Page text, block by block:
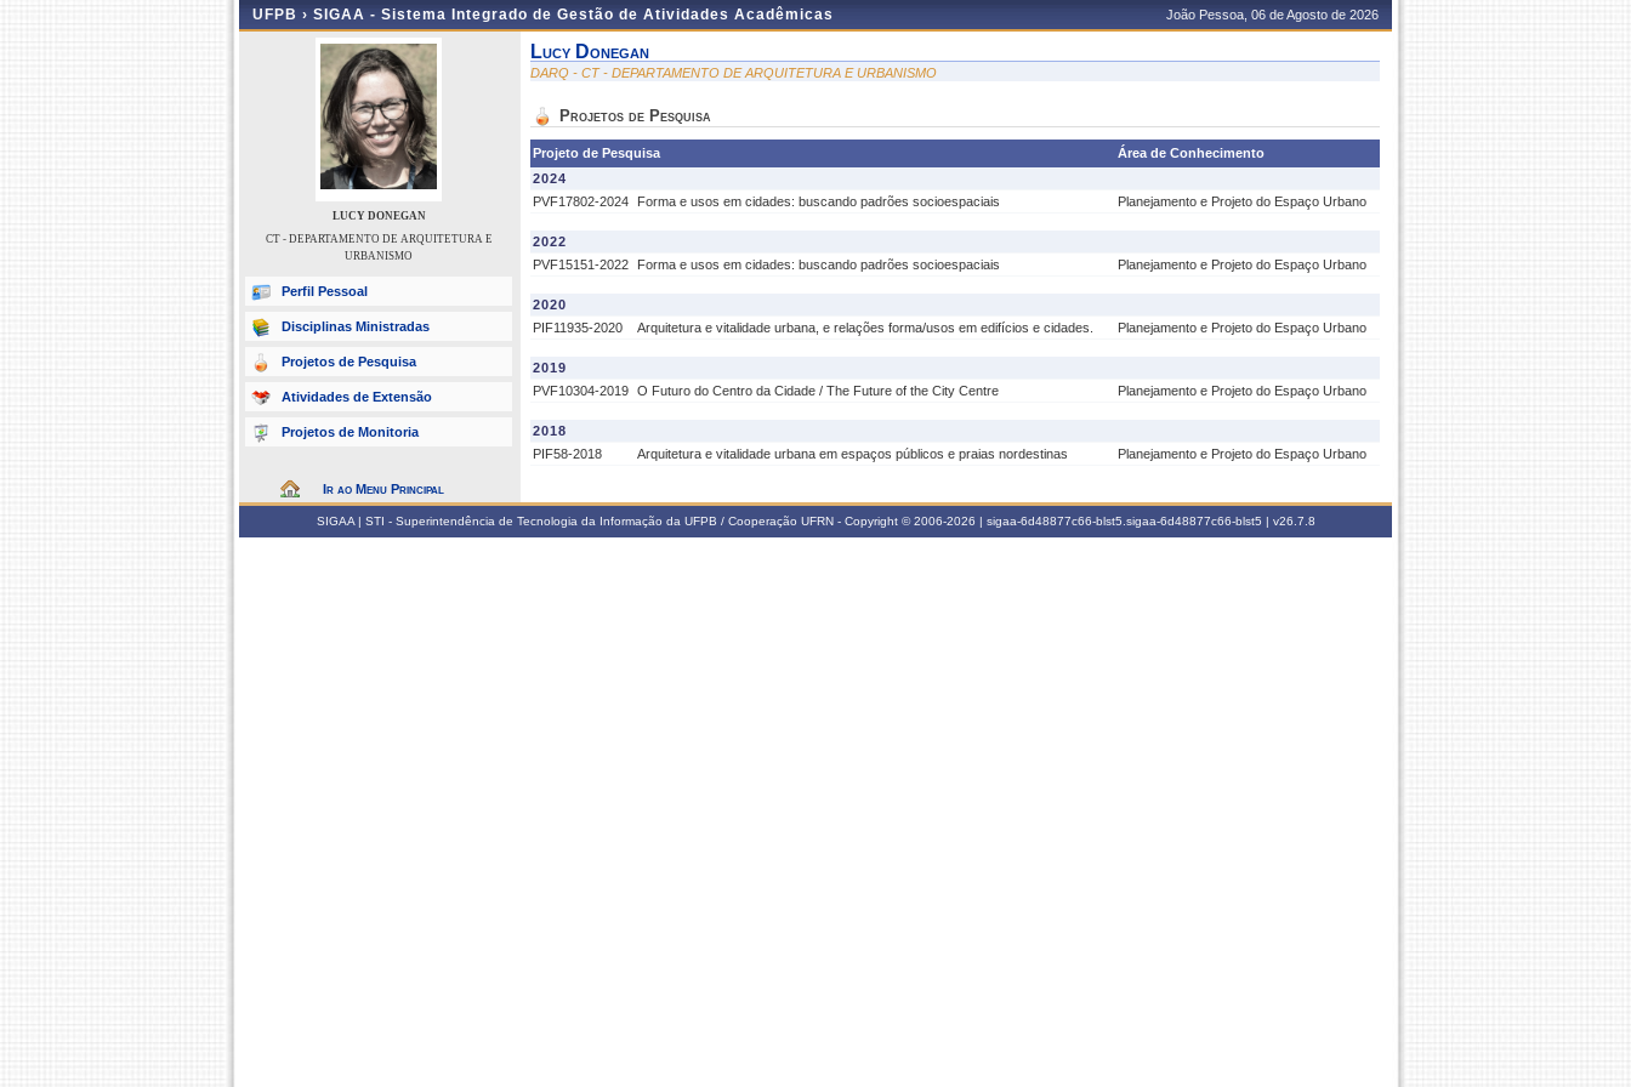
UFPB › SIGAA - Sistema Integrado de Gestão de Atividades Acadêmicas João Pessoa, 06 de Agosto de 2026
LUCY DONEGAN
CT - DEPARTAMENTO DE ARQUITETURA E
URBANISMO
Perfil Pessoal
Disciplinas Ministradas
Projetos de Pesquisa
Atividades de Extensão
Projetos de Monitoria
Ir ao Menu Principal
Lucy Donegan
DARQ - CT - DEPARTAMENTO DE ARQUITETURA E URBANISMO
Projetos de Pesquisa
Projeto de Pesquisa
Área de Conhecimento
2024
PVF17802-2024
Forma e usos em cidades: buscando padrões socioespaciais Planejamento e Projeto do Espaço Urbano
2022
PVF15151-2022
Forma e usos em cidades: buscando padrões socioespaciais Planejamento e Projeto do Espaço Urbano
2020
PIF11935-2020
Arquitetura e vitalidade urbana, e relações forma/usos em edifícios e cidades. Planejamento e Projeto do Espaço Urbano
2019
PVF10304-2019 O Futuro do Centro da Cidade / The Future of the City Centre Planejamento e Projeto do Espaço Urbano
2018
PIF58-2018
Arquitetura e vitalidade urbana em espaços públicos e praias nordestinas Planejamento e Projeto do Espaço Urbano
SIGAA | STI - Superintendência de Tecnologia da Informação da UFPB / Cooperação UFRN - Copyright © 2006-2026 | sigaa-6d48877c66-blst5.sigaa-6d48877c66-blst5 | v26.7.8